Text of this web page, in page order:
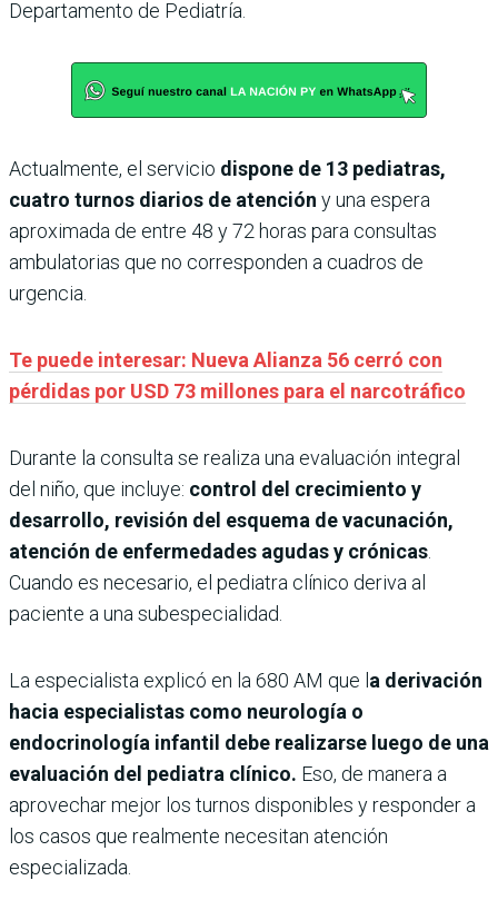
Departamento de Pediatría.
Actualmente, el servicio dispone de 13 pediatras,
cuatro turnos diarios de atención y una espera
aproximada de entre 48 y 72 horas para consultas
ambulatorias que no corresponden a cuadros de
urgencia.
Te puede interesar: Nueva Alianza 56 cerró con
pérdidas por USD 73 millones para el narcotráfico
Durante la consulta se realiza una evaluación integral
del niño, que incluye: control del crecimiento y
desarrollo, revisión del esquema de vacunación,
atención de enfermedades agudas y crónicas
Cuando es necesario, el pediatra clínico deriva al
paciente a una subespecialidad.
La especialista explicó en la 680 AM que la derivación
hacia especialistas como neurología o
endocrinología infantil debe realizarse luego de una
evaluación del pediatra clínico. Eso, de manera a
aprovechar mejor los turnos disponibles y responder a
los casos que realmente necesitan atención
especializada.